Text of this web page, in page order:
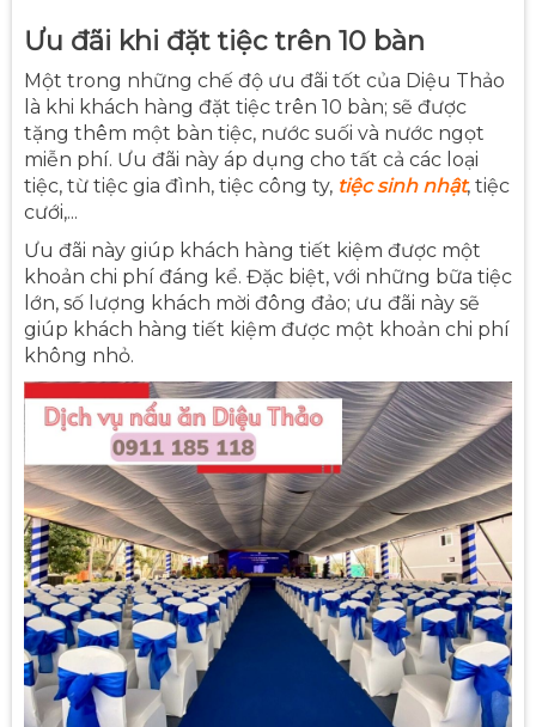
Ưu đãi khi đặt tiệc trên 10 bàn
Một trong những chế độ ưu đãi tốt của Diệu Thảo
là khi khách hàng đặt tiệc trên 10 bàn; sẽ được
tặng thêm một bàn tiệc, nước suối và nước ngọt
miễn phí. Ưu đãi này áp dụng cho tất cả các loại
tiệc, từ tiệc gia đình, tiệc công ty, tiệc sinh nhật, tiệc
cưới,...
Ưu đãi này giúp khách hàng tiết kiệm được một
khoản chi phí đáng kể. Đặc biệt, với những bữa tiệc
lớn, số lượng khách mời đông đảo; ưu đãi này sẽ
giúp khách hàng tiết kiệm được một khoản chi phí
không nhỏ.